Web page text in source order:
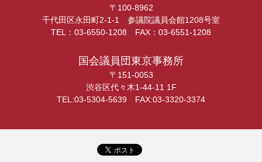
〒100-8962
千代田区永田町2-1-1 参議院議員会館1208号室
TEL：03-6550-1208 FAX：03-6551-1208
国会議員団東京事務所
〒151-0053
渋谷区代々木1-44-11 1F
TEL:03-5304-5639 FAX:03-3320-3374